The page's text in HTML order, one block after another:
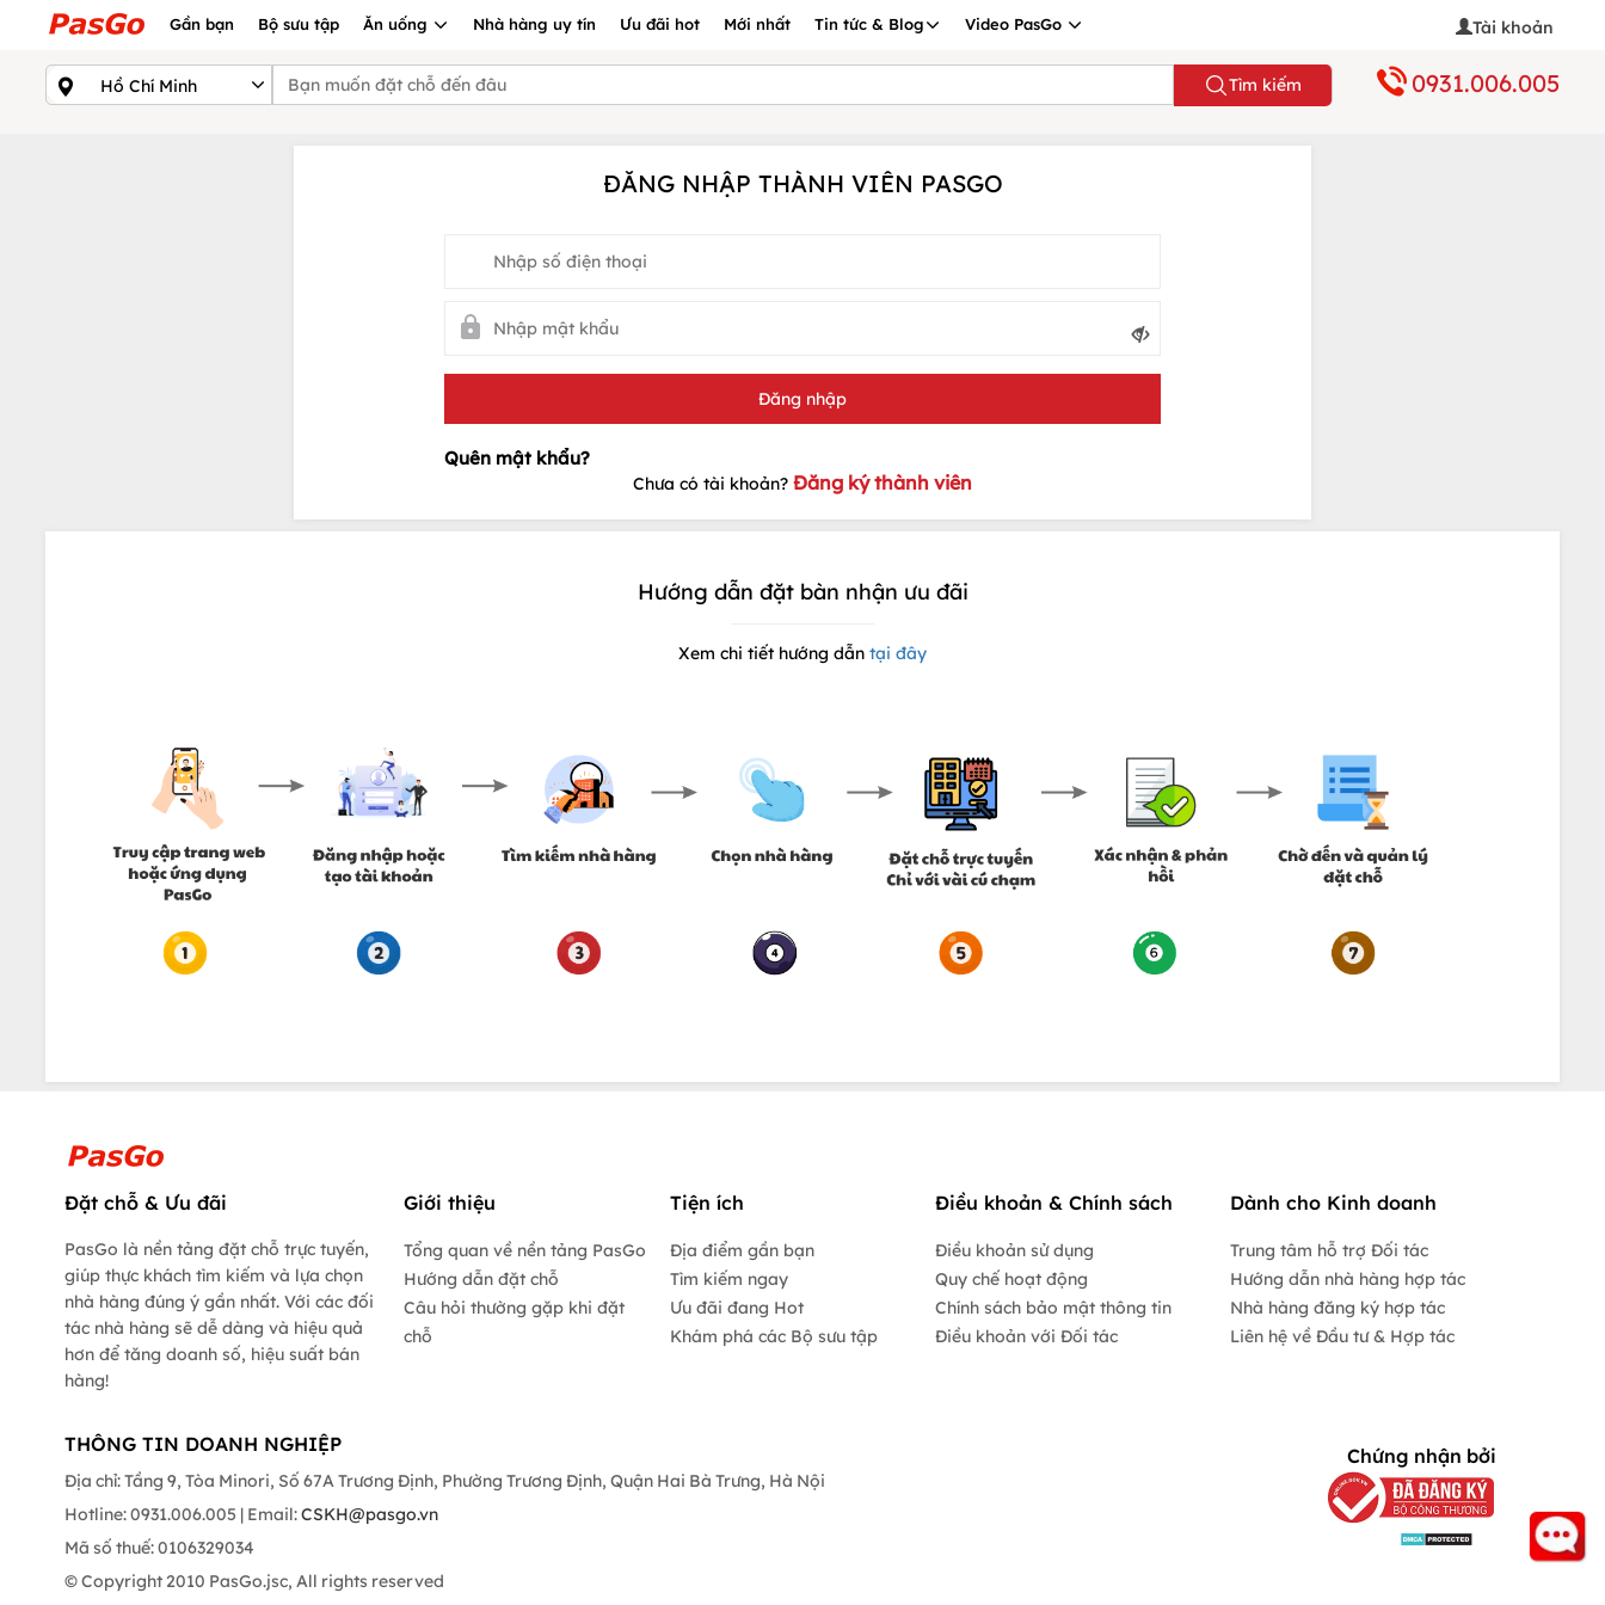
Gần bạn Bộ sưu tập Ăn uống Nhà hàng uy tín Ưu đãi hot Mới nhất Tin tức & Blog Video PasGo Tài khoản
Tìm kiếm 0931.006.005
ĐĂNG NHẬP THÀNH VIÊN PASGO
Chưa có tài khoản? Đăng ký thành viên
Hướng dẫn đặt bàn nhận ưu đãi
Xem chi tiết hướng dẫn tại đây
Đặt chỗ & Ưu đãi
PasGo là nền tảng đặt chỗ trực tuyến,
giúp thực khách tìm kiếm và lựa chọn
nhà hàng đúng ý gần nhất. Với các đối
tác nhà hàng sẽ dễ dàng và hiệu quả
hơn để tăng doanh số, hiệu suất bán
hàng!
Giới thiệu
Tổng quan về nền tảng PasGo
Hướng dẫn đặt chỗ
Câu hỏi thường gặp khi đặt
chỗ
Tiện ích
Địa điểm gần bạn
Tìm kiếm ngay
Ưu đãi đang Hot
Khám phá các Bộ sưu tập
Điều khoản & Chính sách
Điều khoản sử dụng
Quy chế hoạt động
Chính sách bảo mật thông tin
Điều khoản với Đối tác
Dành cho Kinh doanh
Trung tâm hỗ trợ Đối tác
Hướng dẫn nhà hàng hợp tác
Nhà hàng đăng ký hợp tác
Liên hệ về Đầu tư & Hợp tác
THÔNG TIN DOANH NGHIỆP
Địa chỉ: Tầng 9, Tòa Minori, Số 67A Trương Định, Phường Trương Định, Quận Hai Bà Trưng, Hà Nội
Hotline: 0931.006.005 | Email:CSKH@pasgo.vn
Mã số thuế: 0106329034
© Copyright 2010 PasGo.jsc, All rights reserved
Chứng nhận bởi